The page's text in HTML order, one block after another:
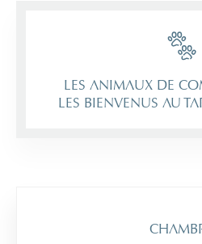
LES ANIMAUX DE
LES BIENVENUS AU